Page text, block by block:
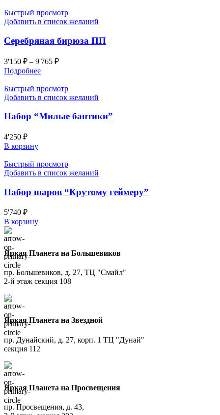
Быстрый просмотр
Добавить в список желаний
Серебряная бирюза ПП
3'150 ₽ – 9'765 ₽
Подробнее
Быстрый просмотр
Добавить в список желаний
Набор “Милые бантики”
4'250 ₽
В корзину
Быстрый просмотр
Добавить в список желаний
Набор шаров “Крутому геймеру”
5'740 ₽
В корзину
Яркая Планета на Большевиков
пр. Большевиков, д. 27, ТЦ "Смайл"
2-й этаж секция 108
Яркая Планета на Звездной
пр. Дунайский, д. 27, корп. 1 ТЦ "Дунай"
секция 112
Яркая Планета на Просвещения
пр. Просвещения, д. 43,